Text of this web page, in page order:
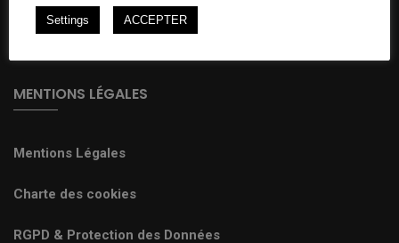
l'agro-alimentaire, la parfumerie, le médical, l'industrie, la grande
distribution.
MENTIONS LÉGALES
Mentions Légales
Charte des cookies
RGPD & Protection des Données
Settings ACCEPTER